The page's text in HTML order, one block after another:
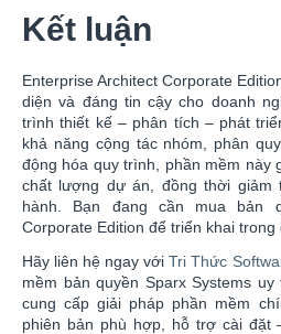
Kết luận
Enterprise Architect Corporate
diện và đáng tin cậy cho doanh
trình thiết kế – phân tích – phát
khả năng cộng tác nhóm, phân
động hóa quy trình, phần mềm này
chất lượng dự án, đồng thời giảm
hành. Bạn đang cần mua bản
Corporate Edition để triển khai trong
Hãy liên hệ ngay vớiTri Thức
mềm bản quyền Sparx Systems
cung cấp giải pháp phần mềm
phiên bản phù hợp, hỗ trợ cài đặt